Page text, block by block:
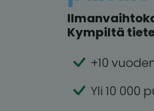
Kympiltä
+10
Yli 10 000